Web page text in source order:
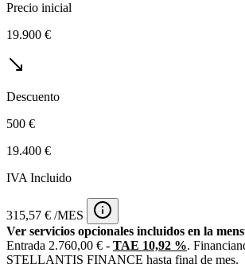
Precio inicial
19.900 €
Descuento
500 €
19.400 €
IVA Incluido
315,57 € /MES
Ver servicios opcionales incluidos en la
Entrada 2.760,00 € - TAE 10,92 %.
STELLANTIS FINANCE hasta final de mes.